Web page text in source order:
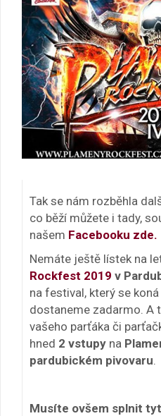
Tak se nám rozběhla
co běží můžete i tady,
našem Facebooku zde.
Nemáte ještě lístek na
Rockfest 2019 v
na festival, který se
dostaneme zadarmo. A
vašeho parťáka či
hned 2 vstupy na
pardubickém pivovaru
Musíte ovšem splnit